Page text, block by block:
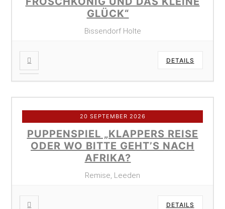
GLÜCK“
Bissendorf Holte
DETAILS
20 SEPTEMBER 2026
PUPPENSPIEL „KLAPPERS REISE
ODER WO BITTE GEHT’S NACH
AFRIKA?
Remise, Leeden
DETAILS